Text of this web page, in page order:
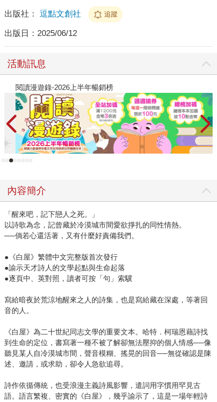
出版社： 逗點文創社 追蹤
出版日： 2025/06/12
活動訊息
閱讀漫遊錄-2026上半年暢銷榜
內容簡介
「醒來吧，記下戀人之死。」
以詩歌為念，記曾藏於冷漠城市間愛欲掙扎的同性情熱。
──倘若心還活著，又有什麼好責備我們。
●《白屋》繁體中文完整版首次發行
●諭示天才詩人的文學起點與生命起落
●逐頁中、英對照，讀者可按「句」索驥
寫給暗夜於荒涼地醒來之人的詩集，也是寫給藏在深處，等著回
音的人。
《白屋》為二十世紀同志文學的重要文本。哈特．柯瑞恩藉詩找
到生命的定位，書寫著一種不被了解卻無法壓抑的個人情感──像
聽見某人自冷漠城市間，聲音模糊、搖晃的回音──無從確認是陳
述、邀請，或求助，卻令人急欲追尋。
詩作依循傳統，也受浪漫主義詩風影響，遣詞用字慣用罕見古
語。語言繁複、密實的《白屋》，幾乎諭示了，這是一場年輕詩